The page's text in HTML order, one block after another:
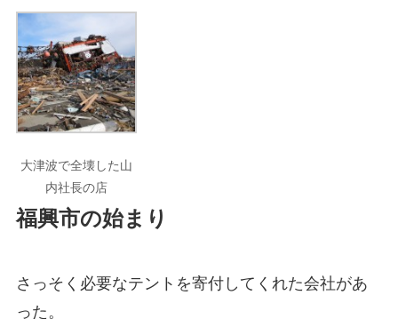
大津波で全壊した山
内社長の店
福興市の始まり
さっそく必要なテントを寄付してくれた会社があ
った。